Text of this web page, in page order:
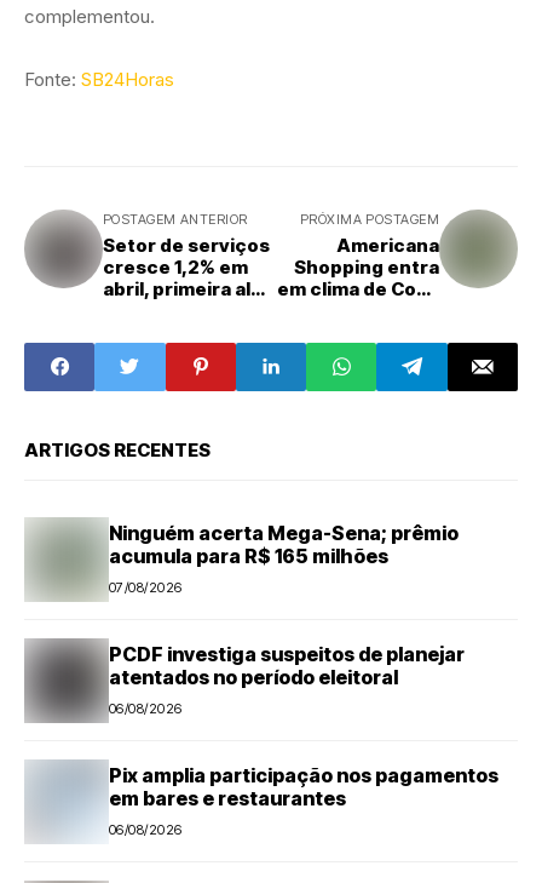
complementou.
Fonte: SB24Horas
POSTAGEM ANTERIOR
Setor de serviços
cresce 1,2% em
abril, primeira alta
PRÓXIMA POSTAGEM
Americana
Shopping entra
em clima de Copa
do Brasil em
telões na Praça
de Alimentação
ARTIGOS RECENTES
Ninguém acerta Mega-Sena; prêmio
acumula para R$ 165 milhões
07/08/2026
PCDF investiga suspeitos de planejar
atentados no período eleitoral
06/08/2026
Pix amplia participação nos pagamentos
em bares e restaurantes
06/08/2026